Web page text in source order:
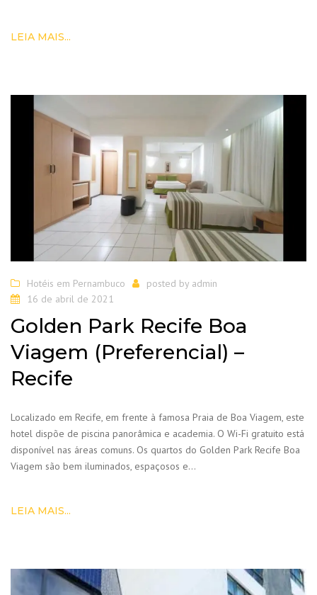
LEIA MAIS...
Hotéis em Pernambuco posted by admin
16 de abril de 2021
Golden Park Recife Boa
Viagem (Preferencial) –
Recife
Localizado em Recife, em frente à famosa Praia de Boa Viagem, este
hotel dispõe de piscina panorâmica e academia. O Wi-Fi gratuito está
disponível nas áreas comuns. Os quartos do Golden Park Recife Boa
Viagem são bem iluminados, espaçosos e…
LEIA MAIS...